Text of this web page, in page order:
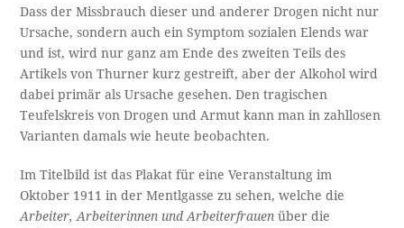
Dass der Missbrauch dieser und anderer Drogen nicht nur
Ursache, sondern auch ein Symptom sozialen Elends war
und ist, wird nur ganz am Ende des zweiten Teils des
Artikels von Thurner kurz gestreift, aber der Alkohol wird
dabei primär als Ursache gesehen. Den tragischen
Teufelskreis von Drogen und Armut kann man in zahllosen
Varianten damals wie heute beobachten.
Im Titelbild ist das Plakat für eine Veranstaltung im
Oktober 1911 in der Mentlgasse zu sehen, welche die
Arbeiter, Arbeiterinnen und Arbeiterfrauen über die